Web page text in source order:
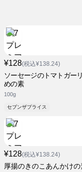
¥128(税込¥138.24)
ソーセージのトマトガー
めの素
100g
セブンザプライス
¥128(税込¥138.24)
厚揚のきのこあんかけの